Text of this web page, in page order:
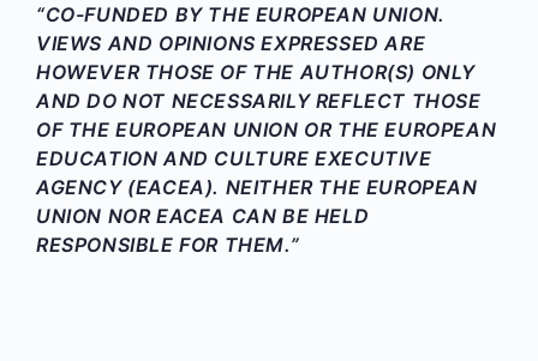
“CO-FUNDED BY THE EUROPEAN UNION.
VIEWS AND OPINIONS EXPRESSED ARE
HOWEVER THOSE OF THE AUTHOR(S) ONLY
AND DO NOT NECESSARILY REFLECT THOSE
OF THE EUROPEAN UNION OR THE EUROPEAN
EDUCATION AND CULTURE EXECUTIVE
AGENCY (EACEA). NEITHER THE EUROPEAN
UNION NOR EACEA CAN BE HELD
RESPONSIBLE FOR THEM.”